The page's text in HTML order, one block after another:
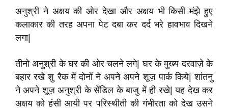
अनुश्री ने अक्षय की ओर देखा और अक्षय भी किसी मंझे हुए
कलाकार की तरह अपना पेट दबा कर दर्द भरे हावभाव दिखने
लगा|
तीनो अनुश्री के घर की ओर चलने लगे| घर के मुख्य दरवाज़े के
बहार रखे शु रैक में दोनों ने अपने अपने शूज़ पार्क किये| शांतनु
ने अपने शूज़ अनुश्री के सेंडिल के बाजु में ही रखे| यह देख कर
अक्षय को हंसी आयी पर परिस्थीती की गंभीरता को देख उसने